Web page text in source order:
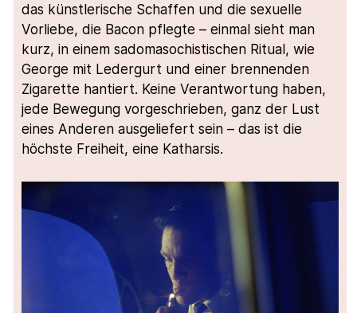
das künstlerische Schaffen und die sexuelle
Vorliebe, die Bacon pflegte – einmal sieht man
kurz, in einem sadomasochistischen Ritual, wie
George mit Ledergurt und einer brennenden
Zigarette hantiert. Keine Verantwortung haben,
jede Bewegung vorgeschrieben, ganz der Lust
eines Anderen ausgeliefert sein – das ist die
höchste Freiheit, eine Katharsis.